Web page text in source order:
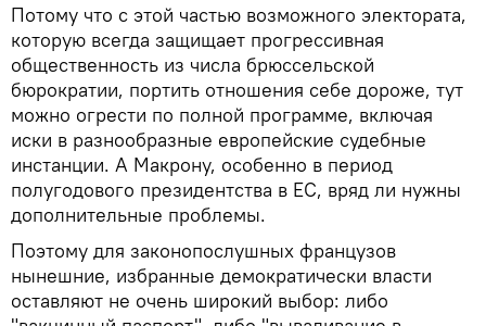
Потому что с этой частью возможного электората,
которую всегда защищает прогрессивная
общественность из числа брюссельской
бюрократии, портить отношения себе дороже, тут
можно огрести по полной программе, включая
иски в разнообразные европейские судебные
инстанции. А Макрону, особенно в период
полугодового президентства в ЕС, вряд ли нужны
дополнительные проблемы.
Поэтому для законопослушных французов
нынешние, избранные демократически власти
оставляют не очень широкий выбор: либо